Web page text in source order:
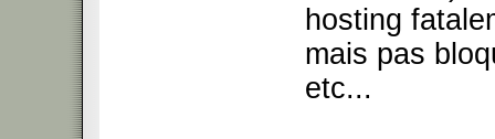
hosting
mais pas
etc...